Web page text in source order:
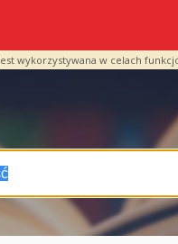
wykorzystywana w celach